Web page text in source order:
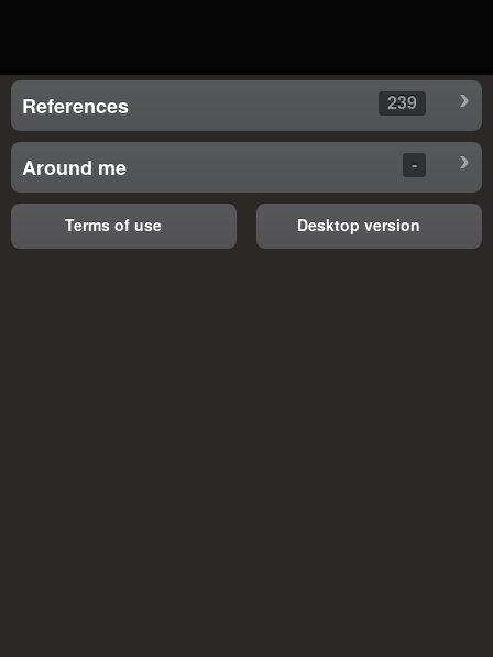
References 239
Around me -
Terms of use Desktop version